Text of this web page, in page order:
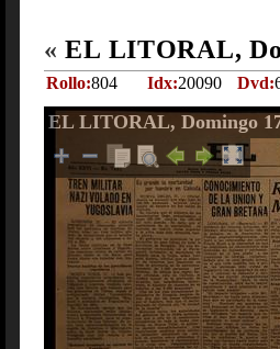
« EL LITORAL,
Rollo:804 Idx:20090 Dvd:
EL LITORAL, Domingo